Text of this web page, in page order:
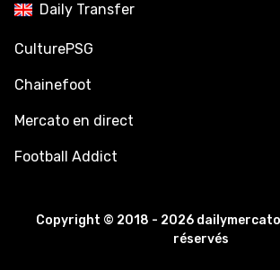
Daily Transfer
CulturePSG
Chainefoot
Mercato en direct
Football Addict
Copyright © 2018 - 2026
réservés